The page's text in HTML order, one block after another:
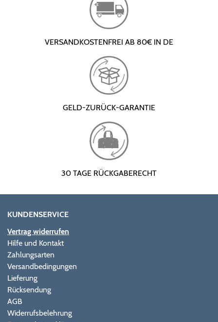
VERSANDKOSTENFREI AB 80€ IN DE
GELD-ZURÜCK-GARANTIE
30 TAGE RÜCKGABERECHT
KUNDENSERVICE
Vertrag widerrufen
Hilfe und Kontakt
Zahlungsarten
Versandbedingungen
Lieferung
Rücksendung
AGB
Widerrufsbelehrung